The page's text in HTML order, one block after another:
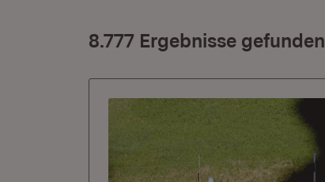
8.777 Ergebnisse gefunden